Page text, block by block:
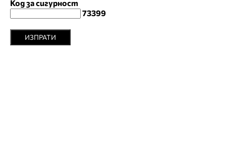
Код за сигурност
73399
ИЗПРАТИ